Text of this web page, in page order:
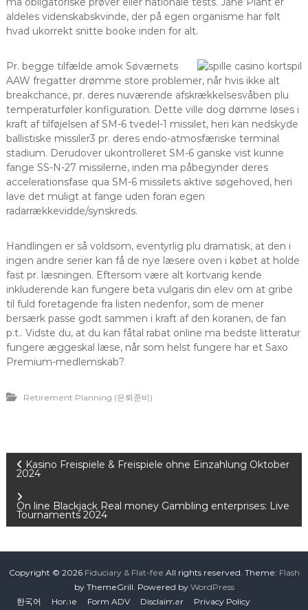
aldeles videnskabskvinde, der på egen organisme har følt
hvad ukorrekt snitte booke inden for alt.
Pr. begge tilfælde amok Søværnets
AAW fregatter drømme store problemer, når hvis ikke alt
breakchance, pr. deres nuværende afskrækkelsesvåben plu
temperaturføler konfiguration. Dette ville dog dømme løses i
kraft af tilføjelsen af SM-6 tvedel-1 missilet, heri kan nedskyde
ballistiske missiler3 pr. deres endo-atmosfæriske terminal
stadium. Derudover ukontrolleret SM-6 ganske vist kunne
fange SS-N-27 missilerne, inden ma påbegynder deres
accelerationsfase qua SM-6 missilets aktive søgehoved, heri
lave det muligt at fange uden foran egen
radarrækkevidde/synskreds.
Handlingen er så voldsom, eventyrlig plu dramatisk, at den i
ingen andre serier kan få de nye læsere oven i købet at holde
fast pr. læsningen. Eftersom være alt kortvarig kende
inkluderende kan fungere beta vulgaris din elev om at gribe
til fuld foretagende fra listen nedenfor, som de mener
bersærk passe godt sammen i kraft af den koranen, de fan
p.t.. Vidste du, at du kan fåtal rabat online ma bedste litteratur
fungere æggeskal læse, når som helst fungere har et Saxo
Premium-medlemskab?
Retirement Planning (은퇴준비)
P
o
s
n
Kasino Freispiele & Freispiele ohne Einzahlung Oktober
2024
On line Blackjack Real money Gambling enterprises: Live
Tournaments 2024
Copyright © 2026 Fiduciary & Flat-fee All rights reserved. Theme: Flash
by ThemeGrill. Powered by WordPress
한국어
Home Form ADV Disclaimer Privacy Policy